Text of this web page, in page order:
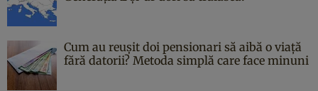
Cum au reușit doi pensionari să aibă o viață
fără datorii? Metoda simplă care face minuni